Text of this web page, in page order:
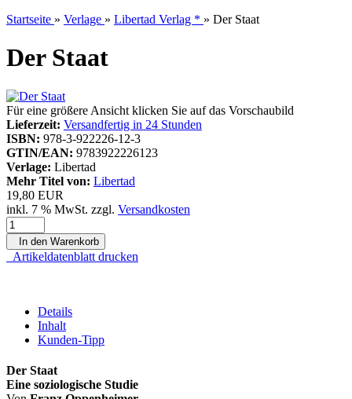
Startseite » Verlage » Libertad Verlag * » Der Staat
Der Staat
Für eine größere Ansicht klicken Sie auf das Vorschaubild
Lieferzeit: Versandfertig in 24 Stunden
ISBN: 978-3-922226-12-3
GTIN/EAN: 9783922226123
Verlage: Libertad
Mehr Titel von: Libertad
19,80 EUR
inkl. 7 % MwSt. zzgl. Versandkosten
In den Warenkorb
Artikeldatenblatt drucken
Details
Inhalt
Kunden-Tipp
Der Staat
Eine soziologische Studie